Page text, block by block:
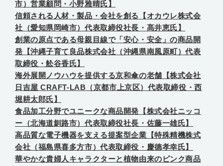
市）営業顧問・小野雅晴氏】
信頼される人材・製品・会社を創る【オカウレ株式会
社（愛知県岡崎市）代表取締役社長・髙井恵氏】
創業の原点である母親目線で「安心・安全」の商品開
発【沖縄子育て良品株式会社（沖縄県南風原町）代表
取締役・舩谷香氏】
海外展開ノウハウを提供する京和傘の老舗【株式会社
日吉屋 CRAFT-LAB（京都市上京区）代表取締役・西
堀耕太郎氏】
食品加工分野でユニークな商品開発【株式会社ニッコ
ー（北海道釧路市）代表取締役社長・佐藤一雄氏】
高品質な電子機器を支える提案型企業【特殊精機株式
会社（福島県喜多方市）代表取締役・慶德孝幸氏】
華やかな貴婦人キャラクターと植物由来のピンク商品